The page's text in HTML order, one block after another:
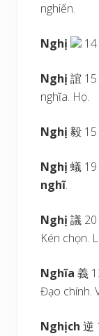
nghiến.
Nghị
Nghị 誼
nghĩa. Họ.
Nghị 毅
Nghị 蟻
nghĩ.
Nghị 議
Kén chọn.
Nghĩa義
Đạo chính.
Nghịch逆